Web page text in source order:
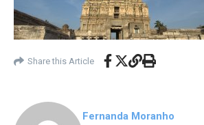
Share this Article
Fernanda Moranho